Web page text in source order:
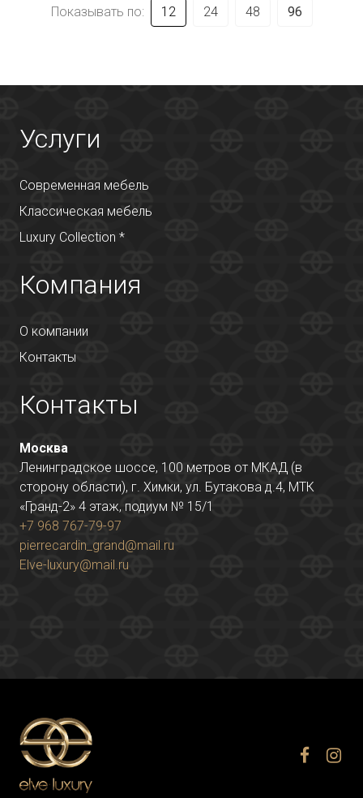
Показывать по: 12 24 48 96
Услуги
Современная мебель
Классическая мебель
Luxury Collection *
Компания
О компании
Контакты
Контакты
Москва
Ленинградское шоссе, 100 метров от МКАД (в
сторону области), г. Химки, ул. Бутакова д.4, МТК
«Гранд-2» 4 этаж, подиум № 15/1
+7 968 767-79-97
pierrecardin_grand@mail.ru
Elve-luxury@mail.ru